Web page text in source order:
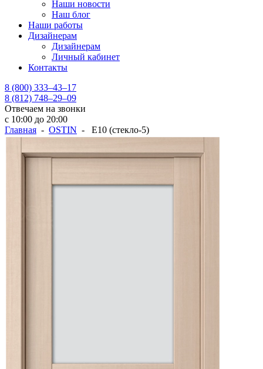
Наши новости
Наш блог
Наши работы
Дизайнерам
Дизайнерам
Личный кабинет
Контакты
8 (800) 333–43–17
8 (812) 748–29–09
Отвечаем на звонки
с 10:00 до 20:00
Главная - OSTIN - Е10 (стекло-5)